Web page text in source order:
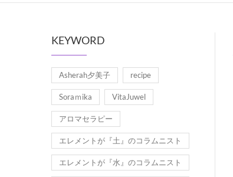
KEYWORD
Asherah夕美子 recipe
Soraｍika VitaJuwel
アロマセラピー
エレメントが『土』のコラムニスト
エレメントが『水』のコラムニスト